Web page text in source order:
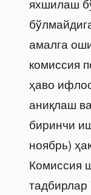
амалга
комиссия
ҳаво
аниқлаш
биринчи
ноябрь)
Комиссия
тадбирлар